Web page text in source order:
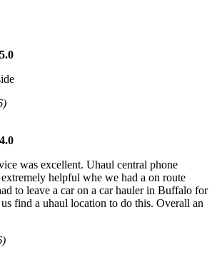
5.0
4.0
was excellent. Uhaul central phone
helpful whe we had a on route
to leave a car on a car hauler in Buffalo for
find a uhaul location to do this. Overall an